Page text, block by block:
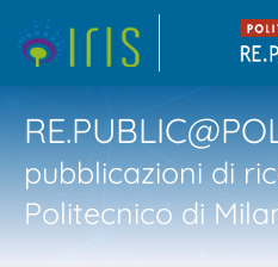
pubblicazioni di
Politecnico di